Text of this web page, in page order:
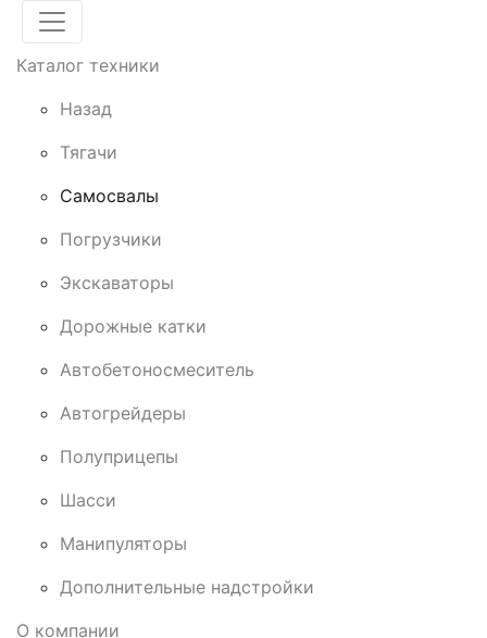
Каталог техники
Назад
Тягачи
Cамосвалы
Погрузчики
Экскаваторы
Дорожные катки
Автобетоносмеситель
Автогрейдеры
Полуприцепы
Шасси
Манипуляторы
Дополнительные надстройки
О компании